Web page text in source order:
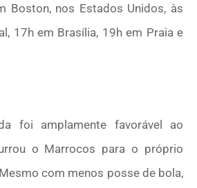
Boston, nos Estados Unidos, às
17h em Brasília, 19h em Praia e
foi amplamente favorável ao
o Marrocos para o próprio
com menos posse de bola,